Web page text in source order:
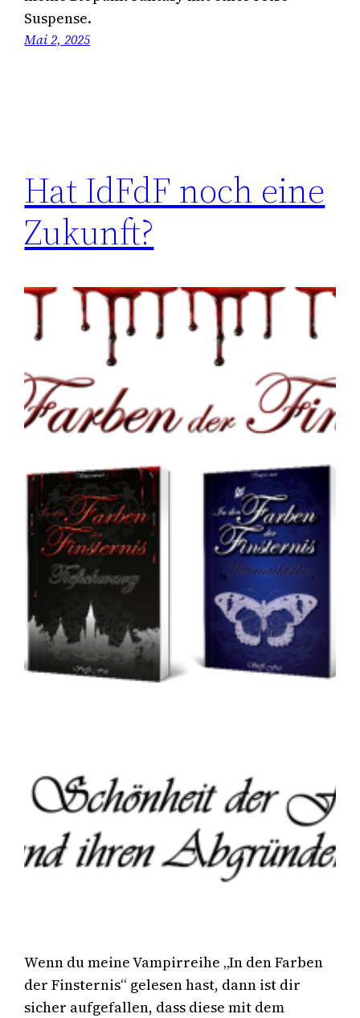
Suspense.
Mai 2, 2025
Hat IdFdF noch eine
Zukunft?
Wenn du meine Vampirreihe „In den Farben
der Finsternis“ gelesen hast, dann ist dir
sicher aufgefallen, dass diese mit dem